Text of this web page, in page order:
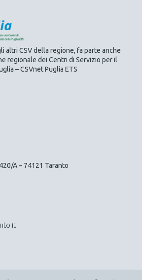
altri CSV della regione, fa parte anche
regionale dei Centri di Servizio per il
– CSVnet Puglia ETS
A – 74121 Taranto